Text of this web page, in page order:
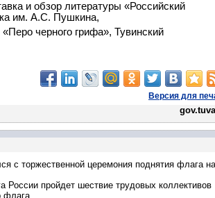
и обзор литературы «Российский
им. А.С. Пушкина,
черного грифа», Тувинский
Версия для
с торжественной церемония поднятия флага на
России пройдет шествие трудовых коллективов
флага